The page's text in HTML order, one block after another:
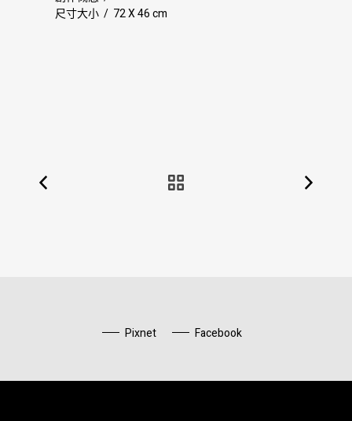
尺寸大小 / 72 X 46 cm
Pixnet Facebook